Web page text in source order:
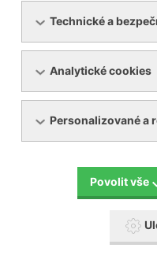
Menu
Produkty
Pronájem zařízení
Servis
Reference
Akční zboží
Popis piktogramů návodů
Technické a
Analytické cookies
Personalizované a
Povolit vše